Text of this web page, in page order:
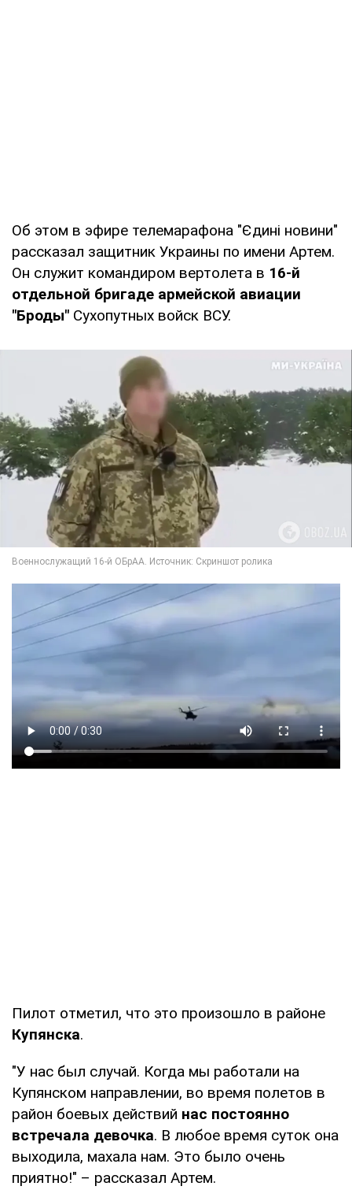
Об этом в эфире телемарафона "Єдині новини"
рассказал защитник Украины по имени Артем.
Он служит командиром вертолета в 16-й
отдельной бригаде армейской авиации
"Броды" Сухопутных войск ВСУ.
Пилот отметил, что это произошло в районе
Купянска.
"У нас был случай. Когда мы работали на
Купянском направлении, во время полетов в
район боевых действий нас постоянно
встречала девочка. В любое время суток она
выходила, махала нам. Это было очень
приятно!" – рассказал Артем.